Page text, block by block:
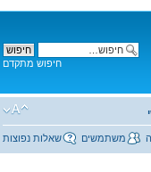
חיפוש מתקדם
שאלות נפוצות משתמשים